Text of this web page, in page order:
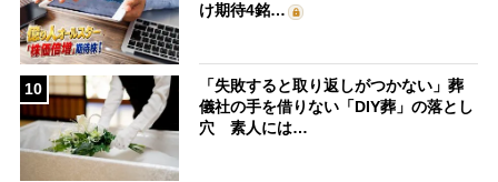
け期待4銘…
10
「失敗すると取り返しがつかない」葬
儀社の手を借りない「DIY葬」の落とし
穴 素人には…